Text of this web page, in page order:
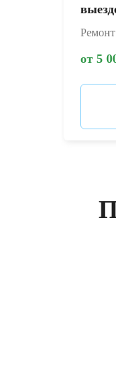
от 5